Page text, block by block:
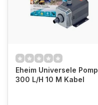
Eheim Universele Pomp
300 L/H 10 M Kabel